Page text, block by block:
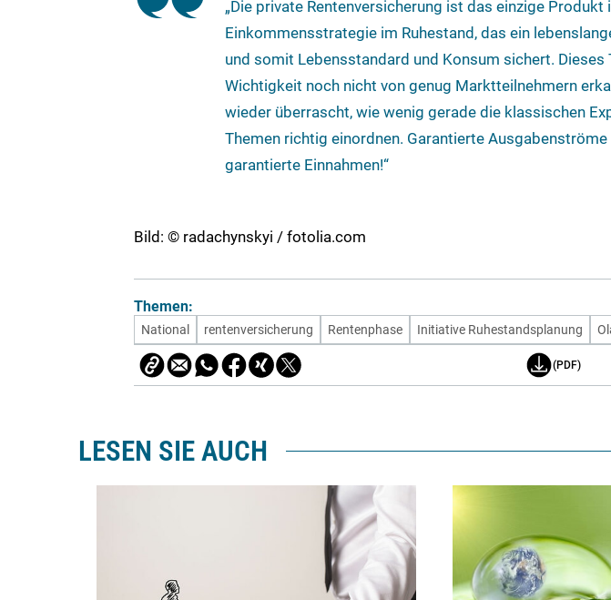
„Die private Rentenversicherung ist das einzige
Einkommensstrategie im Ruhestand, das ein
und somit Lebensstandard und Konsum sichert. Dieses
Wichtigkeit noch nicht von genug Marktteilnehmern
wieder überrascht, wie wenig gerade die klassischen
Themen richtig einordnen. Garantierte
garantierte Einnahmen!“
Bild: © radachynskyi / fotolia.com
Themen:
National rentenversicherung Rentenphase Initiative Ruhestandsplanung
(PDF)
LESEN SIE AUCH